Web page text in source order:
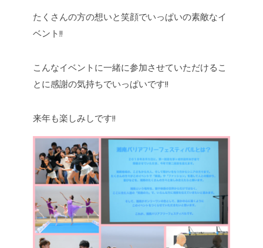
たくさんの方の想いと笑顔でいっぱいの素敵なイ
ベント!!
こんなイベントに一緒に参加させていただけるこ
とに感謝の気持ちでいっぱいです!!
来年も楽しみしです!!